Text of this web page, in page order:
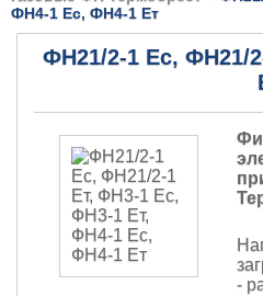
ФН4-1 Ес, ФН4-1 Ет
ФН21/2-1 Ес, ФН21/
-